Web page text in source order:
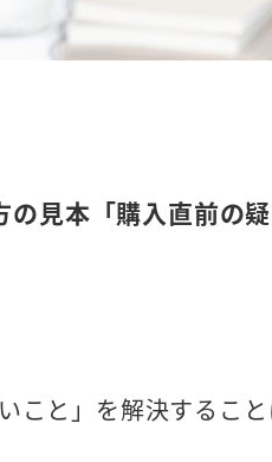
の見本「購入直前の
と」を解決すること